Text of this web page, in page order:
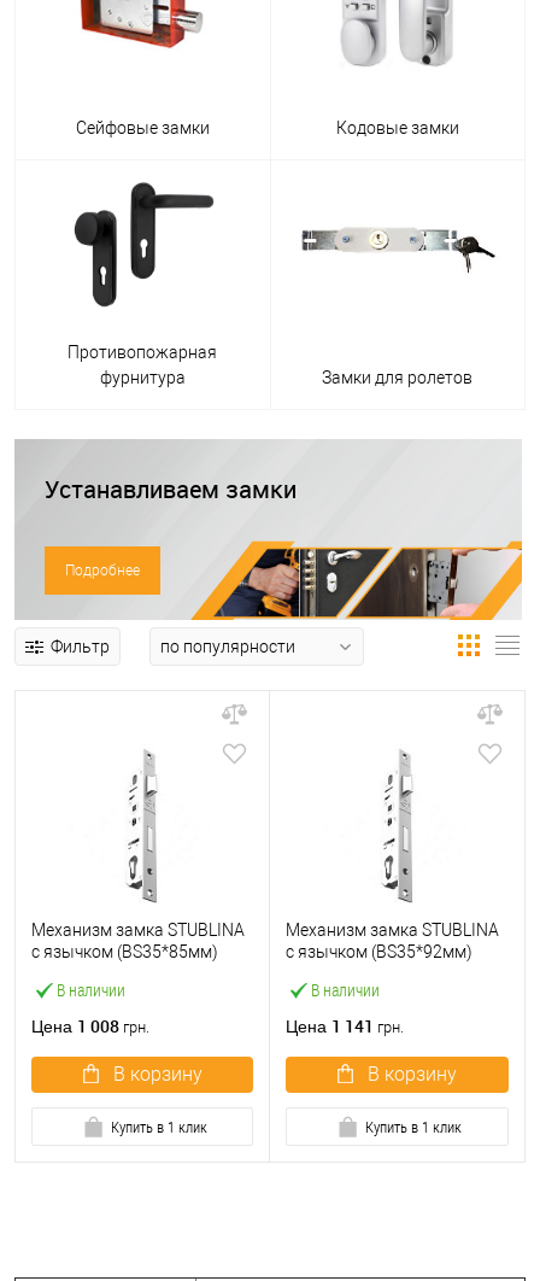
Сейфовые замки Кодовые замки
Противопожарная
фурнитура
Замки для ролетов
Устанавливаем замки
Подробнее
Фильтр
В наличии
Механизм замка STUBLINA
с язычком (BS35*85мм)
Цена 1 008 грн.
В корзину
Купить в 1 клик
В наличии
Механизм замка STUBLINA
с язычком (BS35*92мм)
Цена 1 141 грн.
В корзину
Купить в 1 клик